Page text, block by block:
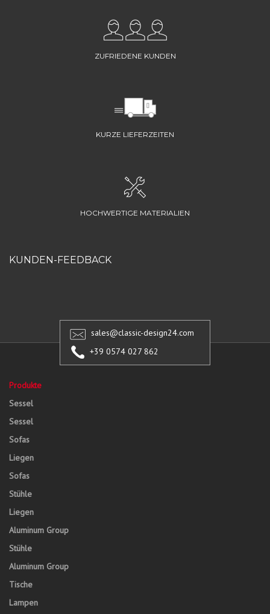
ZUFRIEDENE KUNDEN
KURZE LIEFERZEITEN
HOCHWERTIGE MATERIALIEN
KUNDEN-FEEDBACK
sales@classic-design24.com
+39 0574 027 862
Produkte
Sessel
Sessel
Sofas
Liegen
Sofas
Stühle
Liegen
Aluminum Group
Stühle
Aluminum Group
Tische
Lampen